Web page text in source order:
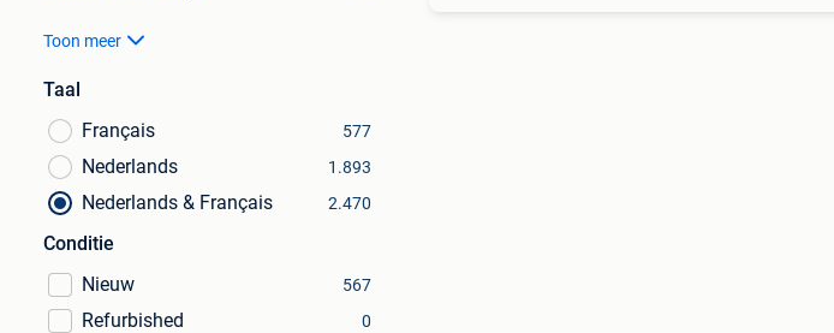
Toon meer
Taal
Français
577
Nederlands 1.893
Nederlands & Français 2.470
Conditie
Nieuw
567
Refurbished 0